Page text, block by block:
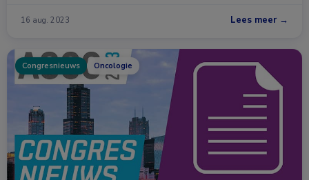
16 aug. 2023 Lees meer →
Congresnieuws Oncologie